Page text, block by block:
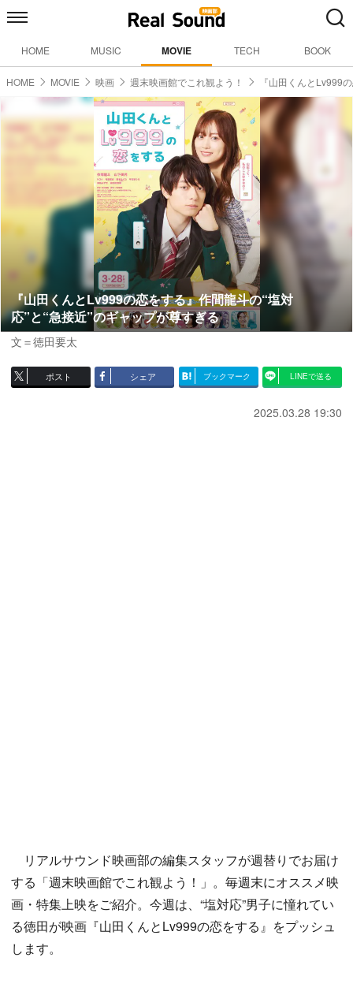
HOME MUSIC MOVIE TECH BOOK
HOME MOVIE 映画 週末映画館でこれ観よう！ 『山田くんとLv999
『山田くんとLv999の恋をする』作間龍斗の“塩対
応”と“急接近”のギャップが尊すぎる
文＝徳田要太
ポスト シェア ブックマーク LINEで送る
2025.03.28 19:30
リアルサウンド映画部の編集スタッフが週替りでお届け
する「週末映画館でこれ観よう！」。毎週末にオススメ映
画・特集上映をご紹介。今週は、“塩対応”男子に憧れてい
る徳田が映画『山田くんとLv999の恋をする』をプッシュ
します。